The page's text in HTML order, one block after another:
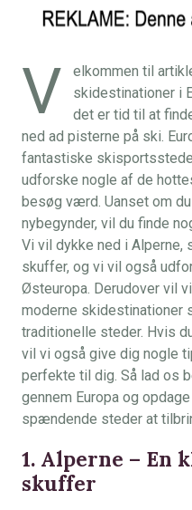
V
elkommen til
skidestinationer i
det er tid til at
ned ad pisterne på ski.
fantastiske
udforske nogle af de
besøg værd. Uanset om
nybegynder, vil du finde
Vi vil dykke ned i Alperne,
skuffer, og vi vil også
Østeuropa. Derudover vil
moderne skidestinationer
traditionelle steder. Hvis
vil vi også give dig nogle
perfekte til dig. Så lad os
gennem Europa og
spændende steder at
1. Alperne – En
skuffer